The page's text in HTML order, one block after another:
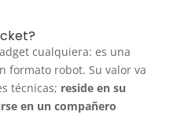
cualquiera: es una
formato robot. Su valor va
técnicas; reside en su
en un compañero